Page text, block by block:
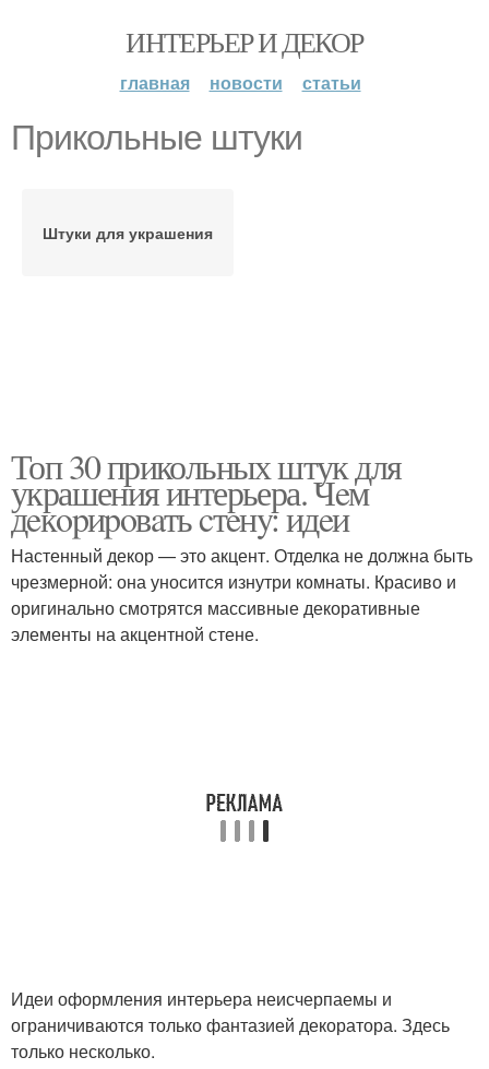
ИНТЕРЬЕР И ДЕКОР
главная новости статьи
Прикольные штуки
Штуки для украшения
Топ 30 прикольных штук для
украшения интерьера. Чeм
дeкopиpoвaть cтeнy: идeи
Настенный декор — это акцент. Отделка не должна быть
чрезмерной: она уносится изнутри комнаты. Красиво и
оригинально смотрятся массивные декоративные
элементы на акцентной стене.
Идеи оформления интерьера неисчерпаемы и
ограничиваются только фантазией декоратора. Здесь
только несколько.